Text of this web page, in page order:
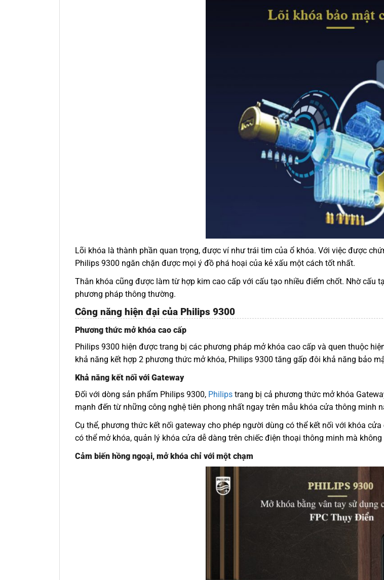
Lõi khóa là thành phần quan trọng, được ví như trái tim của ổ khóa. Với việc được
Philips 9300 ngăn chặn được mọi ý đồ phá hoại của kẻ xấu một cách tốt nhất.
Thân khóa cũng được làm từ hợp kim cao cấp với cấu tạo nhiều điểm chốt. Nhờ cấu
phương pháp thông thường.
Công năng hiện đại của Philips 9300
Phương thức mở khóa cao cấp
Philips 9300 hiện được trang bị các phương pháp mở khóa cao cấp và quen thuộc
khả năng kết hợp 2 phương thức mở khóa, Philips 9300 tăng gấp đôi khả năng bảo
Khả năng kết nối với Gateway
Đối với dòng sản phẩm Philips 9300, Philips trang bị cả phương thức mở khóa
mạnh đến từ những công nghệ tiên phong nhất ngay trên mẫu khóa cửa thông minh
Cụ thể, phương thức kết nối gateway cho phép người dùng có thể kết nối với khóa
có thể mở khóa, quản lý khóa cửa dễ dàng trên chiếc điện thoại thông minh mà
Cảm biến hồng ngoại, mở khóa chỉ với một chạm